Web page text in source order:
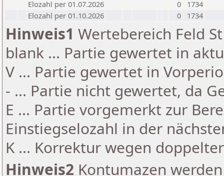
Elozahl per 01.07.2026
0
1734
Elozahl per 01.10.2026
0 1734
Hinweis1 Wertebereich Feld
blank ... Partie gewertet in
V ... Partie gewertet in
- ... Partie nicht gewertet, da
E ... Partie vorgemerkt zur
Einstiegselozahl in der
K ... Korrektur wegen
Hinweis2 Kontumazen